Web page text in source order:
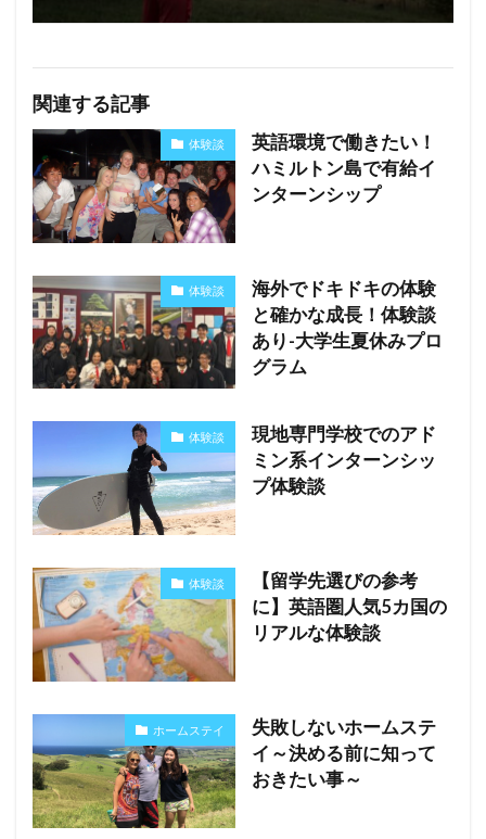
関連する記事
体験談
英語環境で働きたい！
ハミルトン島で有給イ
ンターンシップ
体験談
海外でドキドキの体験
と確かな成長！体験談
あり-大学生夏休みプロ
グラム
体験談
現地専門学校でのアド
ミン系インターンシッ
プ体験談
体験談
【留学先選びの参考
に】英語圏人気5カ国の
リアルな体験談
ホームステイ
失敗しないホームステ
イ～決める前に知って
おきたい事～